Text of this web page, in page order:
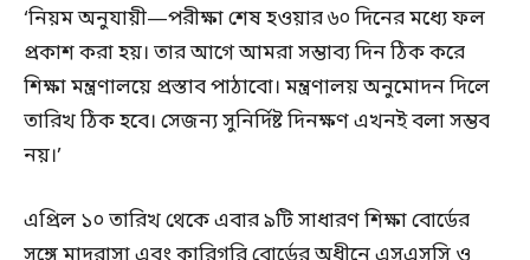
‘নিয়ম অনুযায়ী—পরীক্ষা শেষ হওয়ার ৬০ দিনের মধ্যে ফল
প্রকাশ করা হয়। তার আগে আমরা সম্ভাব্য দিন ঠিক করে
শিক্ষা মন্ত্রণালয়ে প্রস্তাব পাঠাবো। মন্ত্রণালয় অনুমোদন দিলে
তারিখ ঠিক হবে। সেজন্য সুনির্দিষ্ট দিনক্ষণ এখনই বলা সম্ভব
নয়।’
এপ্রিল ১০ তারিখ থেকে এবার ৯টি সাধারণ শিক্ষা বোর্ডের